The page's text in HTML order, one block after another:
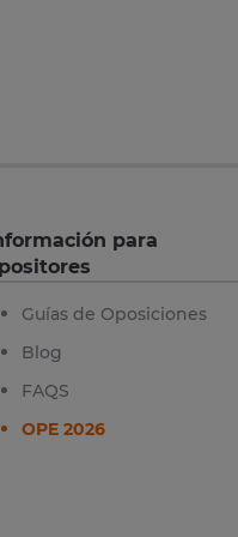
para
Guías de Oposiciones
Blog
FAQS
OPE 2026